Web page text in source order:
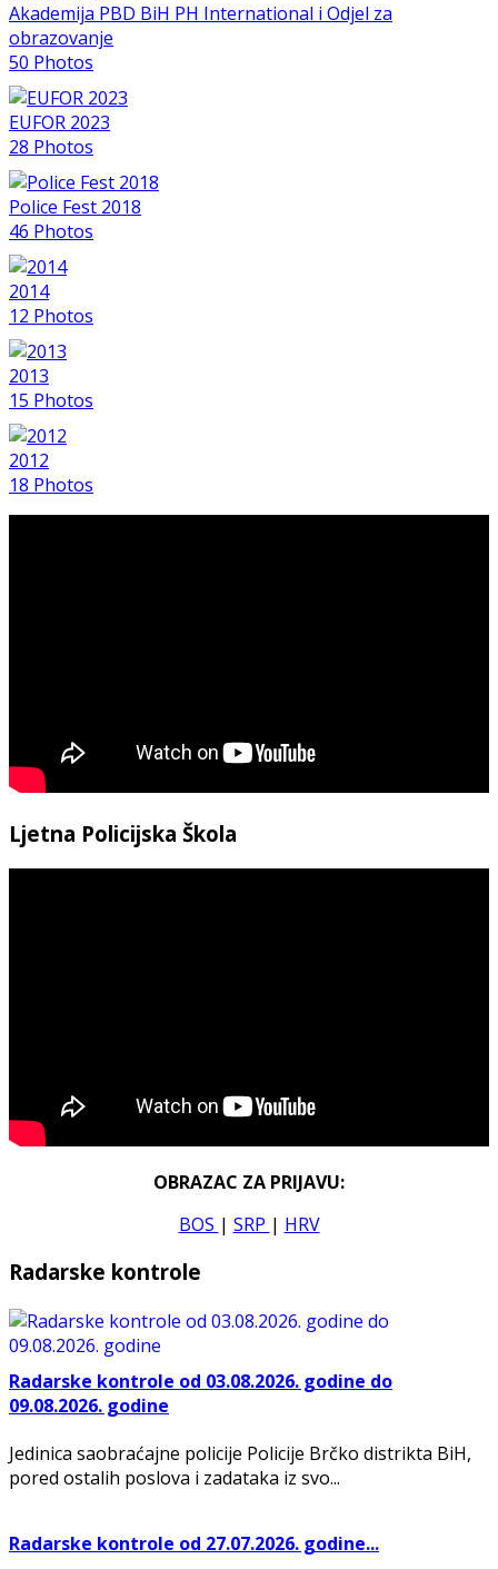
Akademija PBD BiH PH International i Odjel za
obrazovanje
50 Photos
EUFOR 2023
28 Photos
Police Fest 2018
46 Photos
2014
12 Photos
2013
15 Photos
2012
18 Photos
Ljetna Policijska Škola
OBRAZAC ZA PRIJAVU:
BOS | SRP | HRV
Radarske kontrole
Radarske kontrole od 03.08.2026. godine do
09.08.2026. godine
Jedinica saobraćajne policije Policije Brčko distrikta BiH,
pored ostalih poslova i zadataka iz svo...
Radarske kontrole od 27.07.2026. godine...